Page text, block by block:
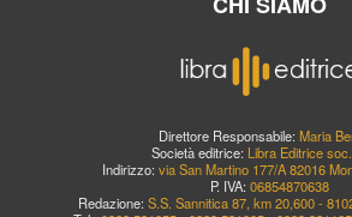
Direttore Responsabile: Maria
Società editrice: Libra Editrice
Indirizzo: via San Martino 177/A 82016
P. IVA: 06854870638
Redazione: S.S. Sannitica 87, km 20,600 -